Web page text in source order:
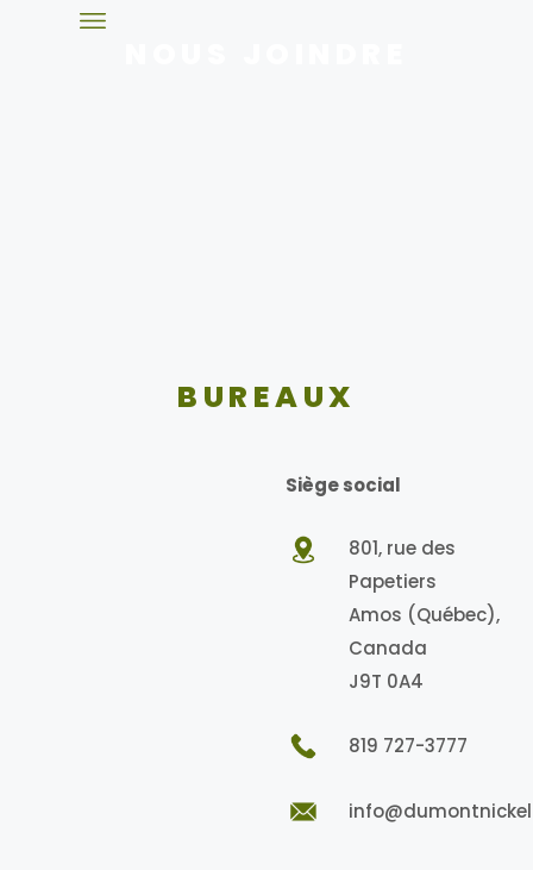
BUREAUX
Siège social
801, rue des
Papetiers
Amos (Québec),
Canada
J9T 0A4
819 727-3777